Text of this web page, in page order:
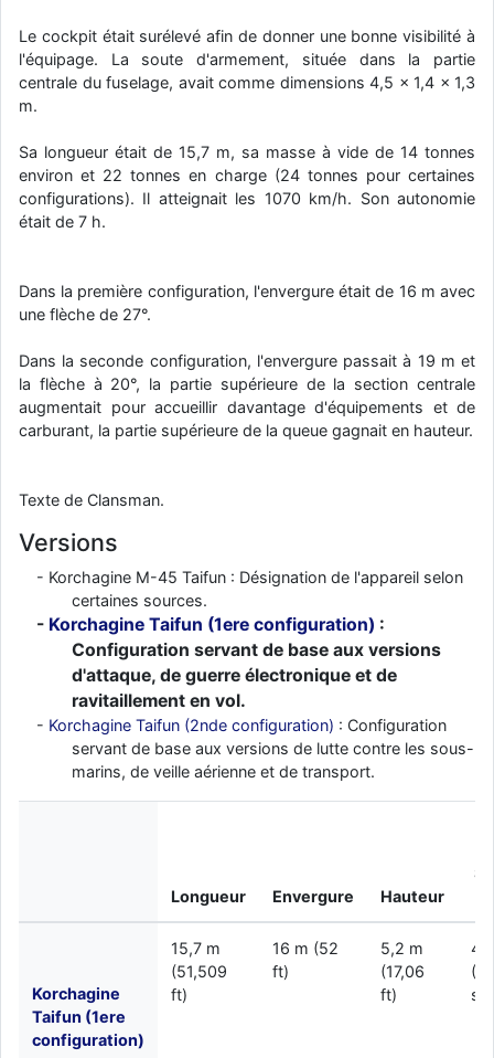
Le cockpit était surélevé afin de donner une bonne visibilité à
l'équipage. La soute d'armement, située dans la partie
centrale du fuselage, avait comme dimensions 4,5 x 1,4 x 1,3
m.
Sa longueur était de 15,7 m, sa masse à vide de 14 tonnes
environ et 22 tonnes en charge (24 tonnes pour certaines
configurations). Il atteignait les 1070 km/h. Son autonomie
était de 7 h.
Dans la première configuration, l'envergure était de 16 m avec
une flèche de 27°.
Dans la seconde configuration, l'envergure passait à 19 m et
la flèche à 20°, la partie supérieure de la section centrale
augmentait pour accueillir davantage d'équipements et de
carburant, la partie supérieure de la queue gagnait en hauteur.
Texte de Clansman.
Versions
Korchagine M-45 Taifun : Désignation de l'appareil selon
certaines sources.
Korchagine Taifun (1ere configuration) :
Configuration servant de base aux versions
d'attaque, de guerre électronique et de
ravitaillement en vol.
Korchagine Taifun (2nde configuration) : Configuration
servant de base aux versions de lutte contre les sous-
marins, de veille aérienne et de transport.
Longueur Envergure Hauteur
Korchagine
Taifun (1ere
configuration)
15,7 m
(51,509
ft)
16 m (52
ft)
5,2 m
(17,06
ft)